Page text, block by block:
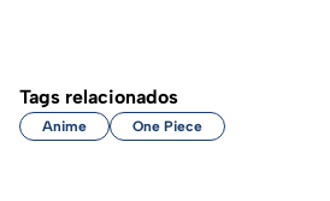
Tags relacionados
Anime One Piece